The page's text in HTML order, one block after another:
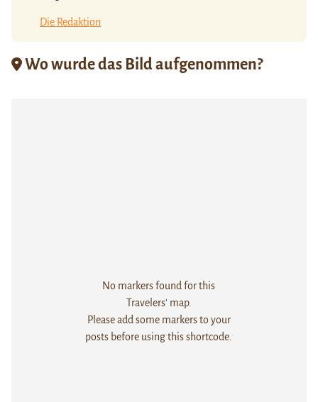
Die Redaktion
Wo wurde das Bild aufgenommen?
No markers found for this
Travelers' map.
Please add some markers to your
posts before using this shortcode.